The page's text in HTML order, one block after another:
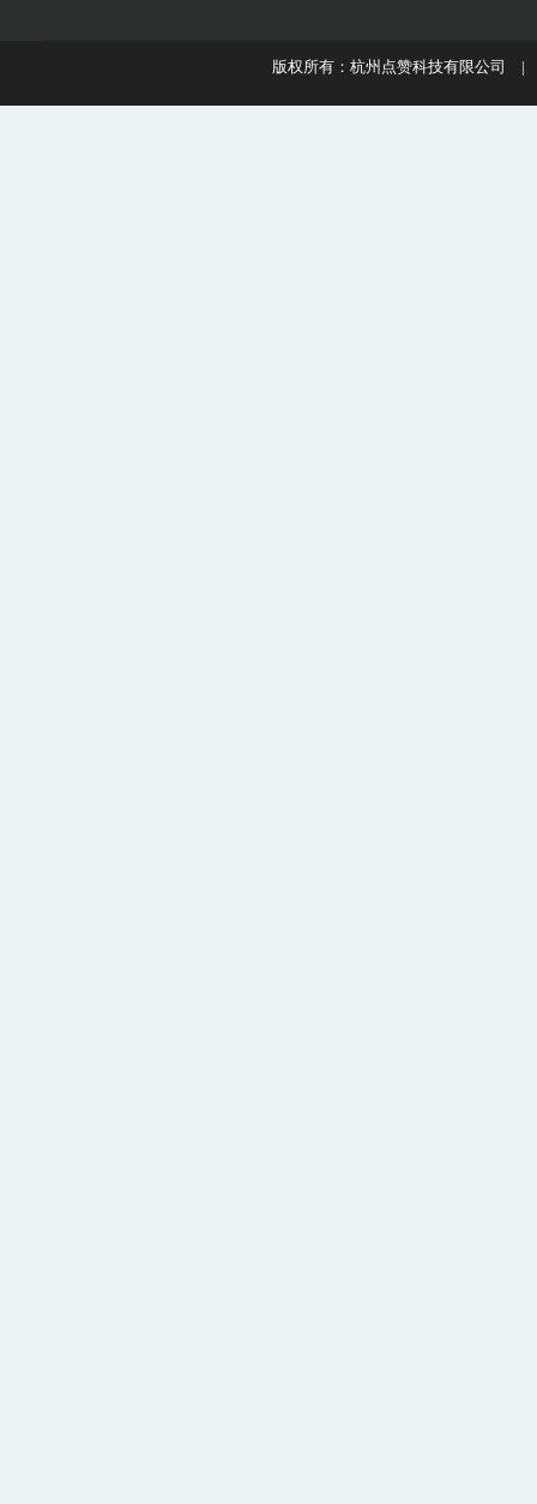
版权所有：杭州点赞科技有限公司